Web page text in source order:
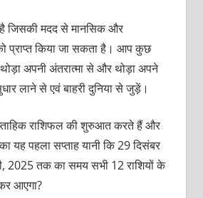
है जिसकी मदद से मानसिक और
प्राप्‍त किया जा सकता है। आप कुछ
अपनी अंतरात्‍मा से और थोड़ा अपने
लाने से एवं बाहरी दुनिया से जुड़ें।
राशिफल की शुरुआत करते हैं और
यह पहला सप्ताह यानी कि 29 दिसंबर
2025 तक का समय सभी 12 राशियों के
आएगा?